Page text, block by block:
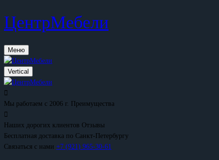
ЦентрМебели
Меню
Vertical
Мы работаем с 2006 г. Преимущества
Наших дорогих клиентов Отзывы
Бесплатная доставка по Санкт-Петербургу
Связаться с нами +7 (921) 965-30-61